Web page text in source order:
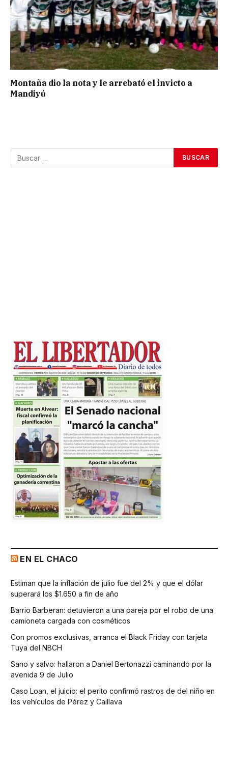
Montaña dio la nota y le arrebató el invicto a
Mandiyú
EN EL CHACO
Estiman que la inflación de julio fue del 2% y que el dólar
superará los $1.650 a fin de año
Barrio Barberan: detuvieron a una pareja por el robo de una
camioneta cargada con cosméticos
Con promos exclusivas, arranca el Black Friday con tarjeta
Tuya del NBCH
Sano y salvo: hallaron a Daniel Bertonazzi caminando por la
avenida 9 de Julio
Caso Loan, el juicio: el perito confirmó rastros de del niño en
los vehículos de Pérez y Caillava